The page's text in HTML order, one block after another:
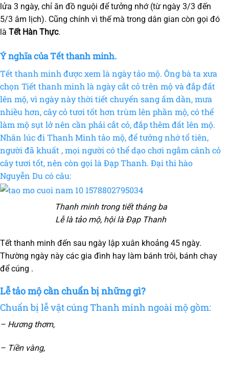
lửa 3 ngày, chỉ ăn đồ nguội để tưởng nhớ (từ ngày 3/3 đến
5/3 âm lịch). Cũng chính vì thế mà trong dân gian còn gọi đó
là Tết Hàn Thực.
Ý nghĩa của Tết thanh minh.
Tết thanh minh được xem là ngày tảo mộ. Ông bà ta xưa
chọn Tiết thanh minh là ngày cắt cỏ trên mộ và đắp đất
lên mộ, vì ngày này thời tiết chuyển sang ấm dần, mưa
nhiều hơn, cây cỏ tươi tốt hơn trùm lên phần mộ, có thể
làm mộ sụt lở nên cần phải cắt cỏ, đắp thêm đất lên mộ.
Nhân lúc đi Thanh Minh tảo mộ, để tưởng nhớ tổ tiên,
người đã khuất , mọi người có thể dạo chơi ngắm cảnh cỏ
cây tươi tốt, nên còn gọi là Đạp Thanh. Đại thi hào
Nguyễn Du có câu:
Thanh minh trong tiết tháng ba
Lễ là tảo mộ, hội là Đạp Thanh
Tết thanh minh đến sau ngày lập xuân khoảng 45 ngày.
Thường ngày này các gia đình hay làm bánh trôi, bánh chay
để cúng .
Lễ tảo mộ cần chuẩn bị những gì?
Chuẩn bị lễ vật cúng Thanh minh ngoài mộ gồm:
– Hương thơm,
– Tiền vàng,